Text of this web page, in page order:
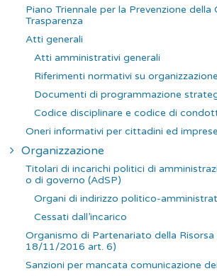
Piano Triennale per la Prevenzione della
Trasparenza
Atti generali
Atti amministrativi generali
Riferimenti normativi su
Documenti di programmazione
Codice disciplinare e codice di
Oneri informativi per cittadini ed imprese
Organizzazione
Titolari di incarichi politici di
o di governo (AdSP)
Organi di indirizzo politico-
Cessati dall’incarico
Organismo di Partenariato della Risorsa
18/11/2016 art. 6)
Sanzioni per mancata comunicazione